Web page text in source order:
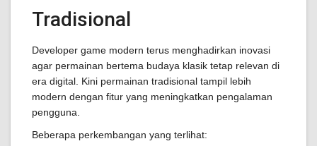
Tradisional
Developer game modern terus menghadirkan inovasi
agar permainan bertema budaya klasik tetap relevan di
era digital. Kini permainan tradisional tampil lebih
modern dengan fitur yang meningkatkan pengalaman
pengguna.
Beberapa perkembangan yang terlihat: